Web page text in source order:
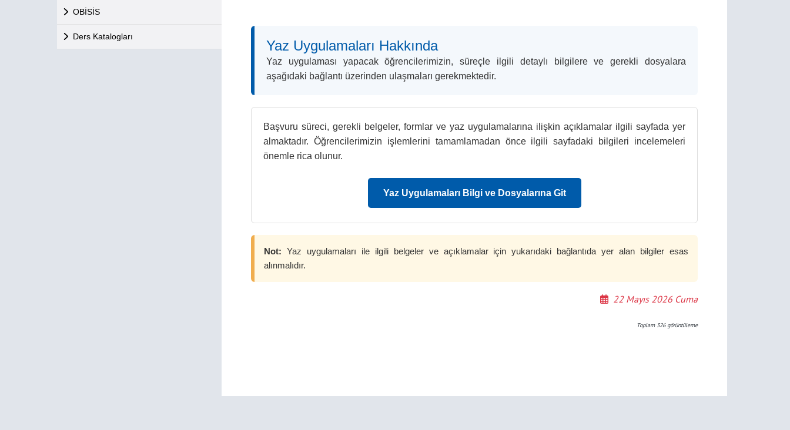
OBİSİS
Ders Katalogları
Yaz Uygulamaları Hakkında
Yaz uygulaması yapacak öğrencilerimizin, süreçle ilgili detaylı bilgilere ve gerekli dosyalara
aşağıdaki bağlantı üzerinden ulaşmaları gerekmektedir.
Başvuru süreci, gerekli belgeler, formlar ve yaz uygulamalarına ilişkin açıklamalar ilgili sayfada yer
almaktadır. Öğrencilerimizin işlemlerini tamamlamadan önce ilgili sayfadaki bilgileri incelemeleri
önemle rica olunur.
Yaz Uygulamaları Bilgi ve Dosyalarına Git
Not: Yaz uygulamaları ile ilgili belgeler ve açıklamalar için yukarıdaki bağlantıda yer alan bilgiler esas
alınmalıdır.
22 Mayıs 2026 Cuma
Toplam 326görüntüleme